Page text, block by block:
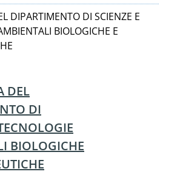
DIPARTIMENTO DI SCIENZE E
BIOLOGICHE E
DEL
DI
BIOLOGICHE